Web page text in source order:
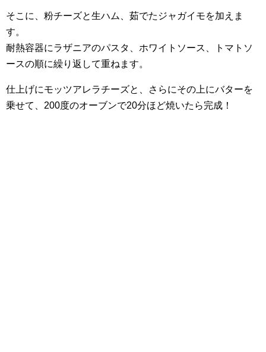
そこに、粉チーズと生ハム、茹でたジャガイモを加えま
す。
耐熱容器にラザニアのパスタ、ホワイトソース、トマトソ
ースの順に繰り返して重ねます。
仕上げにモッツアレラチーズと、さらにその上にバターを
乗せて、200度のオーブンで20分ほど焼いたら完成！